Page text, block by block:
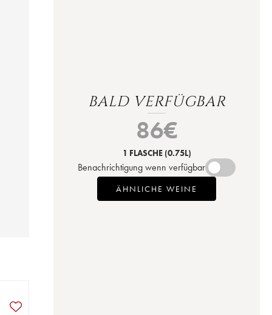
BALD VERFÜGBAR
86€
1 FLASCHE (0.75L)
Benachrichtigung wenn verfügbar
ÄHNLICHE WEINE